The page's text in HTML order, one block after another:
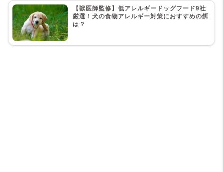
【獣医師監修】低アレルギードッグフード9社
厳選！犬の食物アレルギー対策におすすめの餌
は？